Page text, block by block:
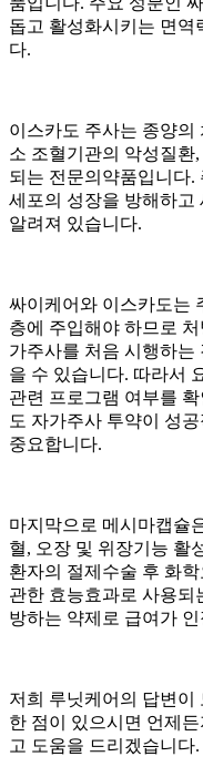
돕고 활성화시키는 면역
다.
이스카도 주사는 종양의
소 조혈기관의 악성질환,
되는 전문의약품입니다.
세포의 성장을 방해하고
알려져 있습니다.
싸이케어와 이스카도는
층에 주입해야 하므로
가주사를 처음 시행하는
을 수 있습니다. 따라서
관련 프로그램 여부를
도 자가주사 투약이 성
중요합니다.
마지막으로 메시마캡슐
혈, 오장 및 위장기능 활
환자의 절제수술 후 화
관한 효능효과로 사용되
방하는 약제로 급여가
저희 루닛케어의 답변이
한 점이 있으시면 언제
고 도움을 드리겠습니다.